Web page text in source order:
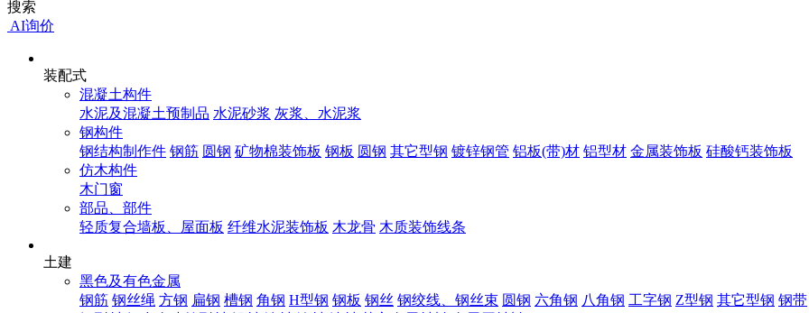
搜索
AI询价
装配式
混凝土构件
水泥及混凝土预制品 水泥砂浆 灰浆、水泥浆
钢构件
钢结构制作件 钢筋 圆钢 矿物棉装饰板 钢板 圆钢 其它型钢 镀锌钢管 铝板(带)材 铝型材 金属装饰板 硅酸钙装饰板
仿木构件
木门窗
部品、部件
轻质复合墙板、屋面板 纤维水泥装饰板 木龙骨 木质装饰线条
土建
黑色及有色金属
钢筋 钢丝绳 方钢 扁钢 槽钢 角钢 H型钢 钢板 钢丝 钢绞线、钢丝束 圆钢 六角钢 八角钢 工字钢 Z型钢 其它型钢 钢带